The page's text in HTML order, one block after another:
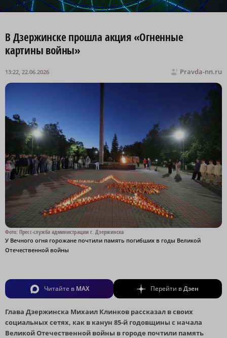
В Дзержинске прошла акция «Огненные
картины войны»
Pravda-nn.ru
13:22, 22.06.2026
Фото: Пресс-служба администрации г. Дзержинска
У Вечного огня горожане почтили память погибших в годы Великой
Отечественной войны
Читайте в MAX Перейти вДзен
Глава Дзержинска Михаил Клинков рассказал в своих
социальных сетях, как в канун 85‑й годовщины с начала
Великой Отечественной войны в городе почтили память